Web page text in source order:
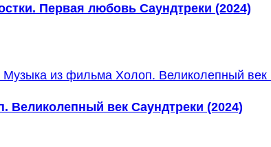
Первая любовь Саундтреки (2024)
Великолепный век Саундтреки (2024)